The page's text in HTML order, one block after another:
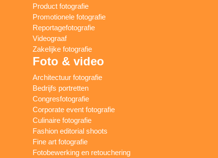
Product fotografie
Promotionele fotografie
Reportagefotografie
Videograaf
Zakelijke fotografie
Foto & video
Architectuur fotografie
Bedrijfs portretten
Congresfotografie
Corporate event fotografie
Culinaire fotografie
Fashion editorial shoots
Fine art fotografie
Fotobewerking en retouchering